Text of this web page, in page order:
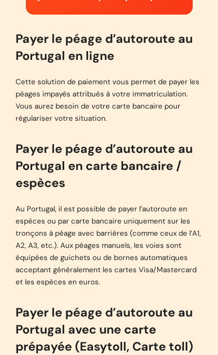
Payer le péage d’autoroute au
Portugal en ligne
Cette solution de paiement vous permet de payer les
péages impayés attribués à votre immatriculation.
Vous aurez besoin de votre carte bancaire pour
régulariser votre situation.
Payer le péage d’autoroute au
Portugal en carte bancaire /
espèces
Au Portugal, il est possible de payer l’autoroute en
espèces ou par carte bancaire uniquement sur les
tronçons à péage avec barrières (comme ceux de l’A1,
A2, A3, etc.). Aux péages manuels, les voies sont
équipées de guichets ou de bornes automatiques
acceptant généralement les cartes Visa/Mastercard
et les espèces en euros.
Payer le péage d’autoroute au
Portugal avec une carte
prépayée (Easytoll, Carte toll)